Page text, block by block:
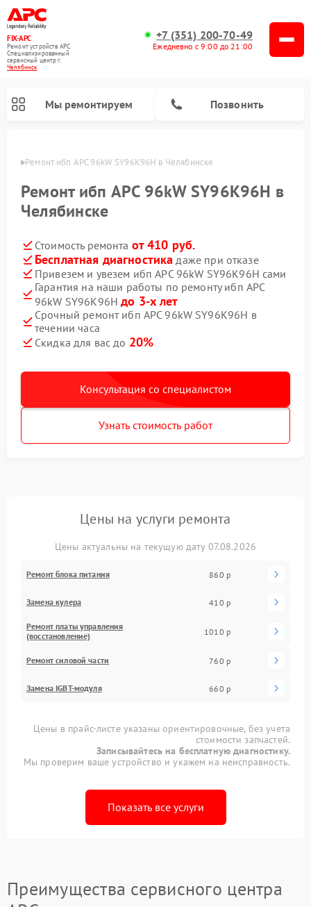
FIX-APC
Ремонт устройств APC
Специализированный
cервисный центр г.
Челябинск
+7 (351) 200-70-49
Ежедневно с 9:00 до 21:00
Мы ремонтируем Позвонить
Ремонт ибп APC 96kW SY96K96H в Челябинске
Ремонт ибп APC 96kW SY96K96H в
Челябинске
Стоимость ремонта от 410 руб.
Бесплатная диагностика даже при отказе
Привезем и увезем ибп APC 96kW SY96K96H сами
Гарантия на наши работы по ремонту ибп APC
96kW SY96K96Hдо 3-х лет
Срочный ремонт ибп APC 96kW SY96K96H в
течении часа
Скидка для вас до 20%
Консультация со специалистом
Узнать стоимость работ
Цены на услуги ремонта
Цены актуальны на текущую дату 07.08.2026
Ремонт блока питания 860 р
Замена кулера 410 р
Ремонт платы управления
(восстановление)
1010 р
Ремонт силовой части 760 р
Замена IGBT-модуля 660 р
Цены в прайс-листе указаны ориентировочные, без учета
стоимости запчастей.
Записывайтесь на бесплатную диагностику.
Мы проверим ваше устройство и укажем на неисправность.
Показать все услуги
Преимущества сервисного центра